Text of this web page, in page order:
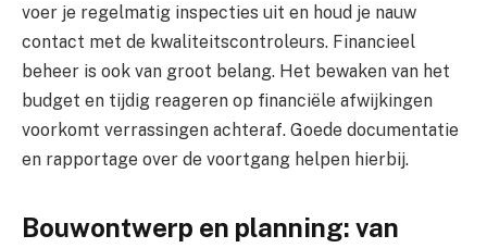
voer je regelmatig inspecties uit en houd je nauw
contact met de kwaliteitscontroleurs. Financieel
beheer is ook van groot belang. Het bewaken van het
budget en tijdig reageren op financiële afwijkingen
voorkomt verrassingen achteraf. Goede documentatie
en rapportage over de voortgang helpen hierbij.
Bouwontwerp en planning: van